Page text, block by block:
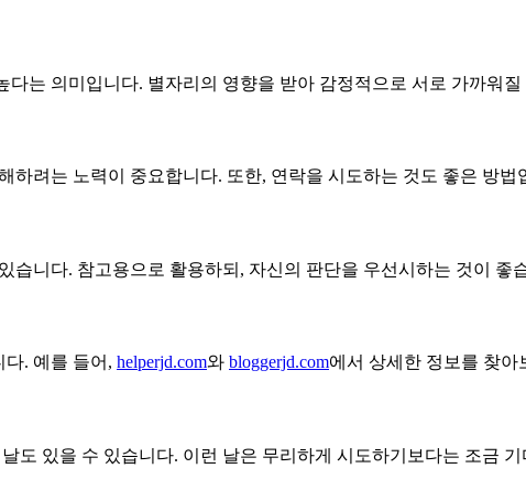
는 의미입니다. 별자리의 영향을 받아 감정적으로 서로 가까워
하려는 노력이 중요합니다. 또한, 연락을 시도하는 것도 좋은 방법
습니다. 참고용으로 활용하되, 자신의 판단을 우선시하는 것이 좋
. 예를 들어, helperjd.com와 bloggerjd.com에서 상세한 정보를 찾아
도 있을 수 있습니다. 이런 날은 무리하게 시도하기보다는 조금